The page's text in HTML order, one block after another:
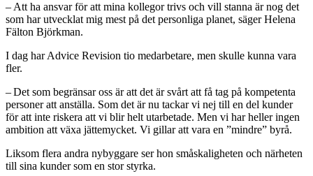
– Att ha ansvar för att mina kollegor trivs och vill stanna är nog det
som har utvecklat mig mest på det ­personliga planet, säger Helena
Fälton Björkman.
I dag har Advice Revision tio medarbetare, men skulle kunna vara
fler.
– Det som begränsar oss är att det är svårt att få tag på kompetenta
personer att anställa. Som det är nu tackar vi nej till en del kunder
för att inte riskera att vi blir helt utarbetade. Men vi har heller ingen
ambition att växa jättemycket. Vi gillar att vara en ”mindre” byrå.
Liksom flera andra nybyggare ser hon småskaligheten och närheten
till sina kunder som en stor styrka.